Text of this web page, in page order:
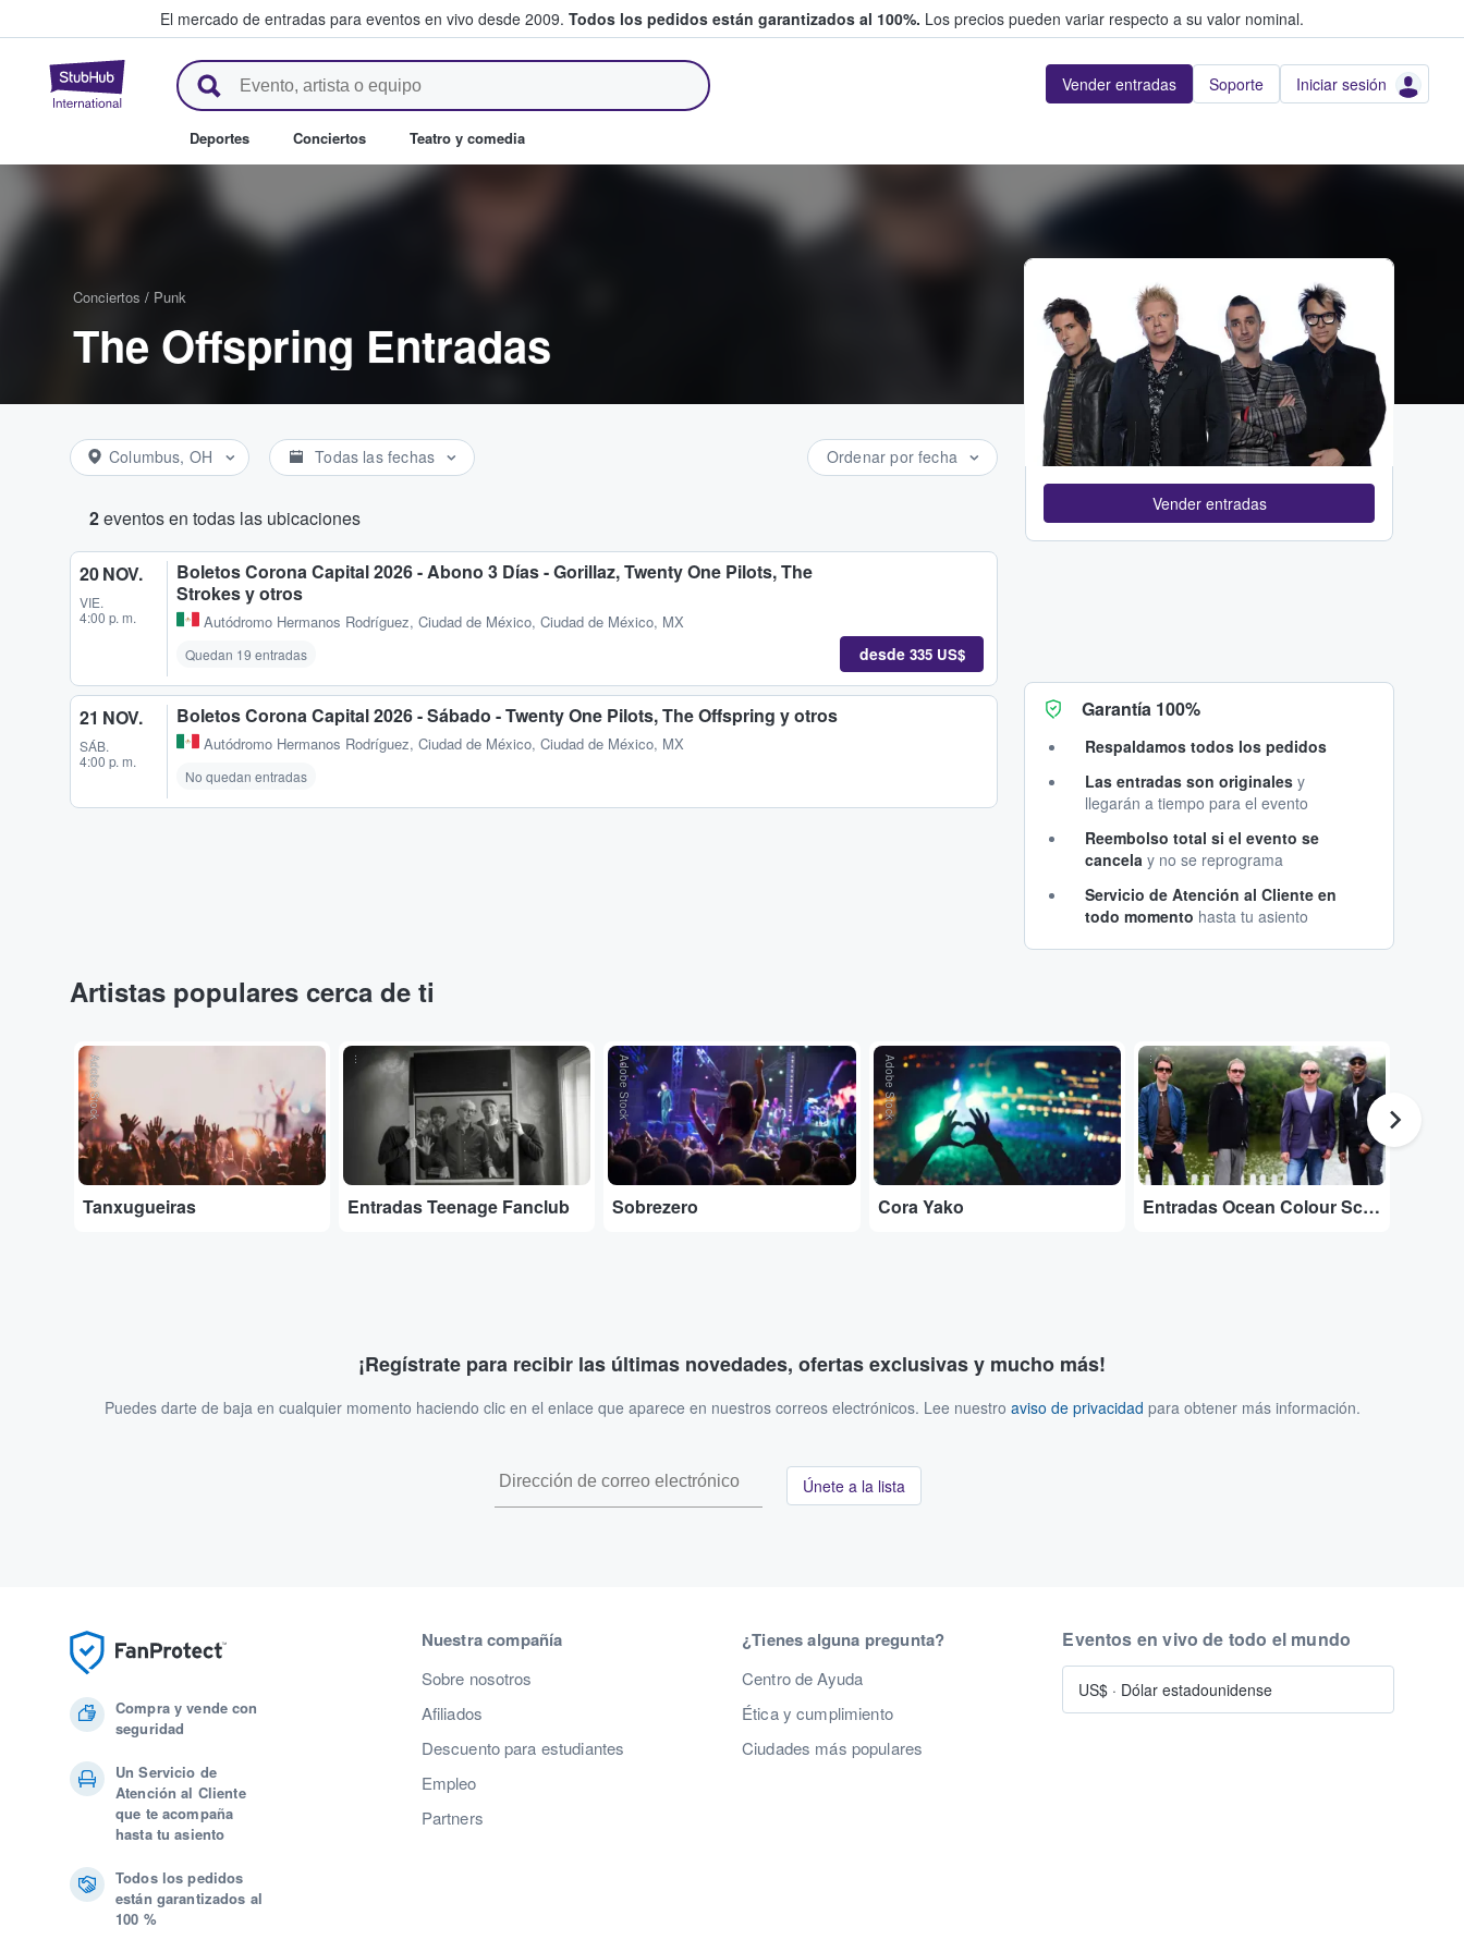
El mercado de entradas para eventos en vivo desde 2009. Todos los pedidos están garantizados al 100%. Los precios pueden variar respecto a su valor nominal.
StubHub: compra y venta de entradas entre fans Vender entradas Soporte Iniciar sesión
Deportes Conciertos Teatro y comedia
Conciertos / Punk
The Offspring Entradas
Columbus, OH Todas las fechas Ordenar por fecha
2eventos en todas las ubicaciones
20 NOV.
VIE.
4:00 p. m.
Boletos Corona Capital 2026 - Abono 3 Días - Gorillaz, Twenty One Pilots, The
Strokes y otros
Autódromo Hermanos Rodríguez, Ciudad de México, Ciudad de México, MX
Quedan 19 entradas desde 335 US$
21 NOV.
SÁB.
4:00 p. m.
Boletos Corona Capital 2026 - Sábado - Twenty One Pilots, The Offspring y otros
Autódromo Hermanos Rodríguez, Ciudad de México, Ciudad de México, MX
No quedan entradas
Vender entradas
Garantía 100%
Respaldamos todos los pedidos
Las entradas son originales y
llegarán a tiempo para el evento
Reembolso total si el evento se
cancela y no se reprograma
Servicio de Atención al Cliente en
todo momento hasta tu asiento
Artistas populares cerca de ti
Adobe Stock
Tanxugueiras
...
Entradas Teenage Fanclub
Adobe Stock
Sobrezero
Adobe Stock
Cora Yako
...
Entradas Ocean Colour Scene
¡Regístrate para recibir las últimas novedades, ofertas exclusivas y mucho más!
Puedes darte de baja en cualquier momento haciendo clic en el enlace que aparece en nuestros correos electrónicos. Lee nuestro aviso de privacidad para obtener más información.
Únete a la lista
Compra y vende con
seguridad
Un Servicio de
Atención al Cliente
que te acompaña
hasta tu asiento
Todos los pedidos
están garantizados al
100 %
Nuestra compañía
Sobre nosotros
Afiliados
Descuento para estudiantes
Empleo
Partners
¿Tienes alguna pregunta?
Centro de Ayuda
Ética y cumplimiento
Ciudades más populares
Eventos en vivo de todo el mundo
US$ · Dólar estadounidense